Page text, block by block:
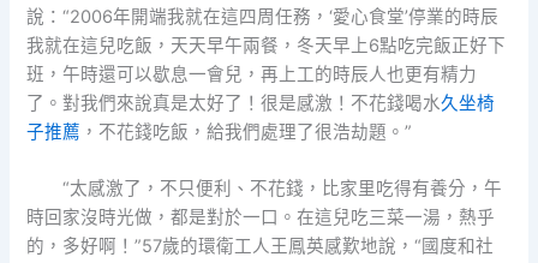
說：“2006年開端我就在這四周任務，‘愛心食堂’停業的時辰
我就在這兒吃飯，天天早午兩餐，冬天早上6點吃完飯正好下
班，午時還可以歇息一會兒，再上工的時辰人也更有精力
了。對我們來說真是太好了！很是感激！不花錢喝水久坐椅
子推薦 ，不花錢吃飯，給我們處理了很浩劫題。”
“太感激了，不只便利、不花錢，比家里吃得有養分，午
時回家沒時光做，都是對於一口。在這兒吃三菜一湯，熱乎
的，多好啊！”57歲的環衛工人王鳳英感歎地說，“國度和社